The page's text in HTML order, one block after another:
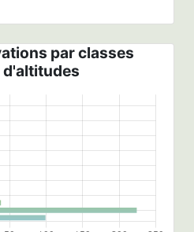
par classes
d'altitudes